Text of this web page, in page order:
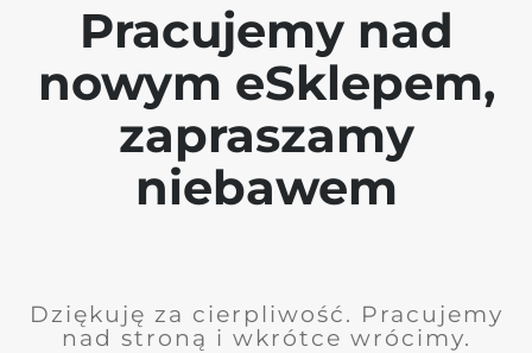
Pracujemy nad
nowym eSklepem,
zapraszamy
niebawem
Dziękuję za cierpliwość. Pracujemy
nad stroną i wkrótce wrócimy.